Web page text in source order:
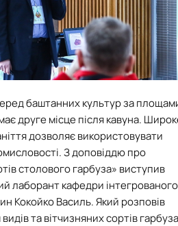
баштанних культур за
друге місце після кавуна.
дозволяє використовувати
З доповіддю про
столового гарбуза» виступив
лаборант кафедри інтегрованого
Кокойко Василь. Який розповів
та вітчизняних сортів